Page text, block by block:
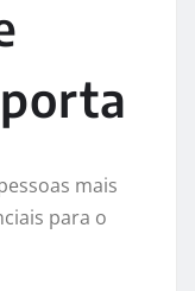
mais
para o